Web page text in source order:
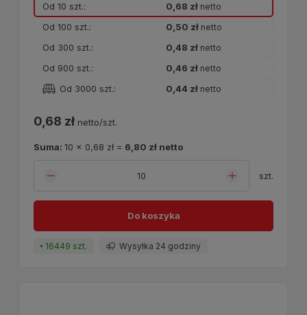
Od 10 szt.: 0,68 złnetto
Od 100 szt.: 0,50 złnetto
Od 300 szt.: 0,48 złnetto
Od 900 szt.: 0,46 złnetto
Od 3000 szt.: 0,44 złnetto
0,68 zł netto/szt.
szt.
Do koszyka
Suma: 10 x 0,68 zł = 6,80 zł netto
16449 szt. Wysyłka 24 godziny